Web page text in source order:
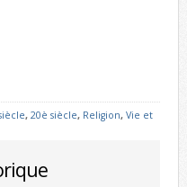
, 20è siècle, Religion, Vie et